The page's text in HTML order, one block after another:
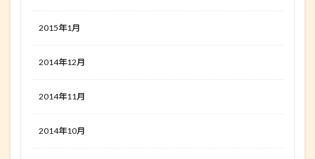
2015年1月
2014年12月
2014年11月
2014年10月